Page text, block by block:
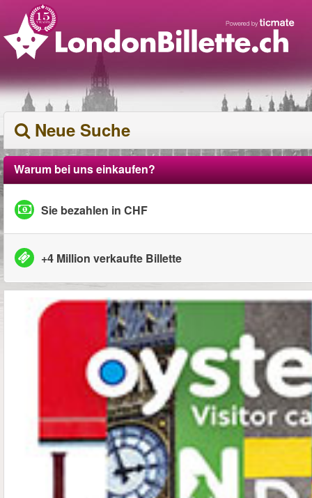
Neue Suche
Warum bei uns einkaufen?
Sie bezahlen in CHF
+4 Million verkaufte Billette